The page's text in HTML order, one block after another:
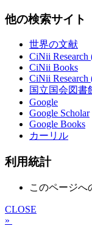
他の検索サイト
世界の文献
CiNii Research
CiNii Books
CiNii Research
国立国会図書
Google
Google Scholar
Google Books
カーリル
利用統計
このページへ
CLOSE
»